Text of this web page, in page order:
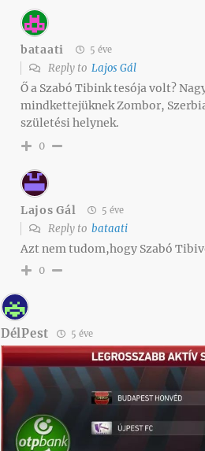
bataati 5 éve
Reply to Lajos Gál
Ő a Szabó Tibink tesója volt?
mindkettejüknek Zombor,
születési helynek.
0
Lajos Gál 5 éve
Reply to bataati
Azt nem tudom,hogy Szabó
0
DélPest 5 éve